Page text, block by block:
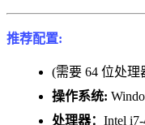
推荐配置:
(需要 64 位处
操作系统:
处理器： Intel